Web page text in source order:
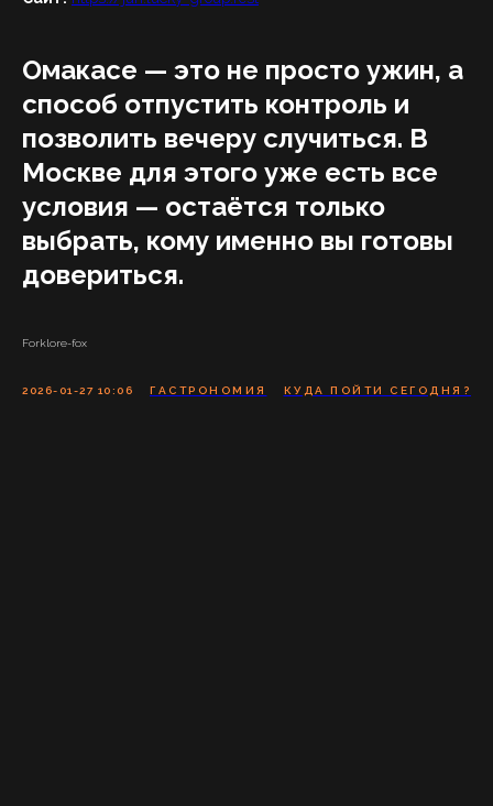
Омакасе — это не просто ужин, а
способ отпустить контроль и
позволить вечеру случиться. В
Москве для этого уже есть все
условия — остаётся только
выбрать, кому именно вы готовы
довериться.
Forklore-fox
2026-01-27 10:06 ГАСТРОНОМИЯ КУДА ПОЙТИ СЕГОДНЯ?